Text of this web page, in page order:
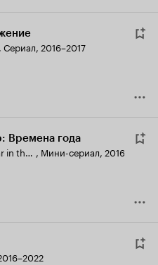
, Сериал, 2016–2017
Времена года
Gilmore Girls: A Year in the Life , Мини-сериал, 2016